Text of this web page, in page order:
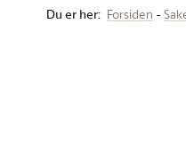
Du er her: Forsiden